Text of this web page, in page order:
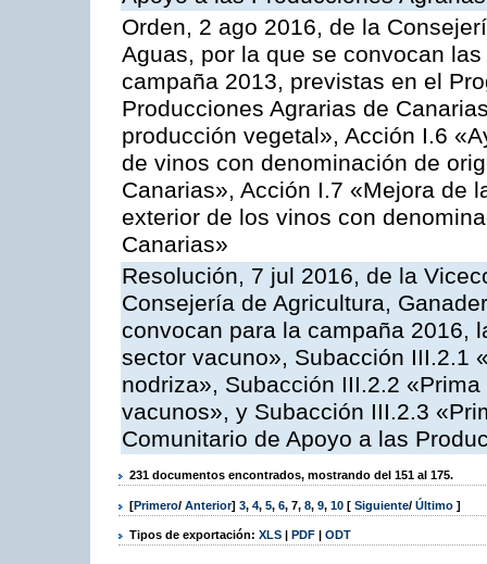
Orden, 2 ago 2016, de la
Aguas, por la que se convocan
campaña 2013, previstas en el
Producciones Agrarias de
producción vegetal», Acción I.6
de vinos con denominación de
Canarias», Acción I.7 «Mejora de
exterior de los vinos con
Canarias»
Resolución, 7 jul 2016, de la
Consejería de Agricultura,
convocan para la campaña 2016,
sector vacuno», Subacción III.2.1
nodriza», Subacción III.2.2
vacunos», y Subacción III.2.3
Comunitario de Apoyo a las
231 documentos encontrados, mostrando del 151 al 175.
[Primero/ Anterior] 3, 4, 5, 6, 7, 8, 9, 10 [ Siguiente/ Último ]
Tipos de exportación: XLS | PDF | ODT